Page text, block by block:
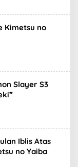
Kimetsu no
Slayer S3
Iblis Atas
no Yaiba